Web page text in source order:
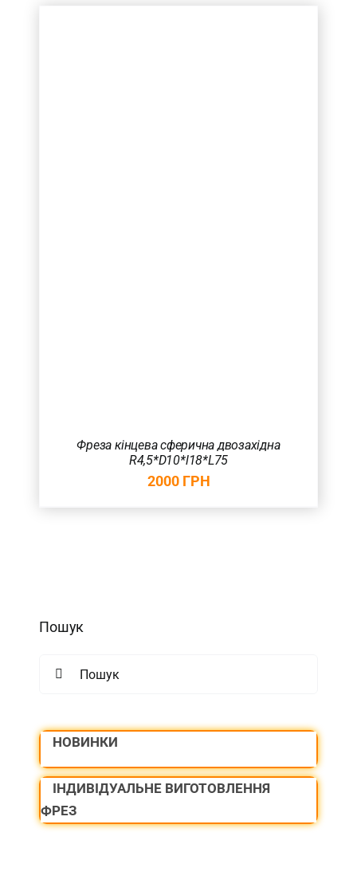
Фреза кінцева сферична двозахідна
R4,5*D10*l18*L75
2000 ГРН
Пошук
НОВИНКИ
ІНДИВІДУАЛЬНЕ ВИГОТОВЛЕННЯ
ФРЕЗ